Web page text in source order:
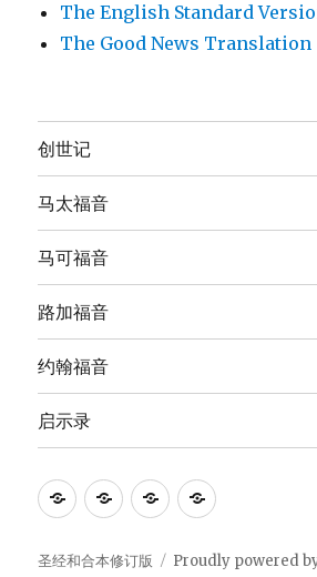
The English Standard
The Good News Translation
创世记
马太福音
马可福音
路加福音
约翰福音
启示录
Anna's
Study
圣
和
The
Standard
The
News
圣经和合本修订版
Proudly powered